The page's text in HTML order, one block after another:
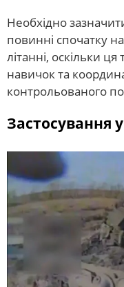
Необхідно
повинні спочатку
літанні, оскільки
навичок та
контрольованого
Застосування